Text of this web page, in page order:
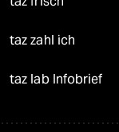
taz zahl ich
taz lab Infobrief